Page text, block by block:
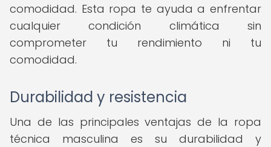
comodidad. Esta ropa te ayuda a enfrentar
cualquier condición climática sin
comprometer tu rendimiento ni tu
comodidad.
Durabilidad y resistencia
Una de las principales ventajas de la ropa
técnica masculina es su durabilidad y